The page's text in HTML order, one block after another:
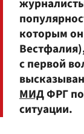
которым
с первой
МИДФРГ
ситуации.